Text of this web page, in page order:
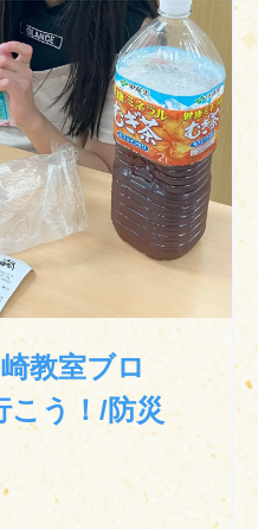
教室ブロ
こう！/防災